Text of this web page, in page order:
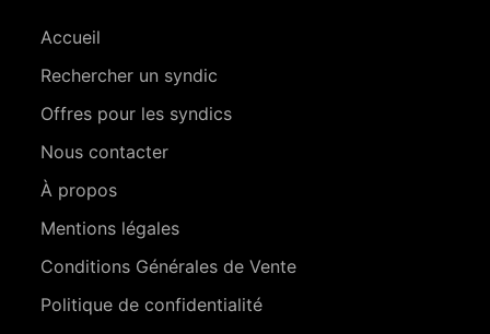
Accueil
Rechercher un syndic
Offres pour les syndics
Nous contacter
À propos
Mentions légales
Conditions Générales de Vente
Politique de confidentialité